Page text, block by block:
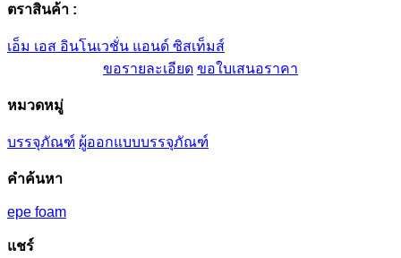
ตราสินค้า :
เอ็ม เอส อินโนเวชั่น แอนด์ ซิสเท็มส์
ขอรายละเอียด ขอใบเสนอราคา
หมวดหมู่
บรรจุภัณฑ์ ผู้ออกแบบบรรจุภัณฑ์
คำค้นหา
epe foam
แชร์